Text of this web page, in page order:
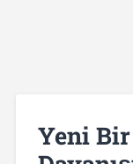
Yeni